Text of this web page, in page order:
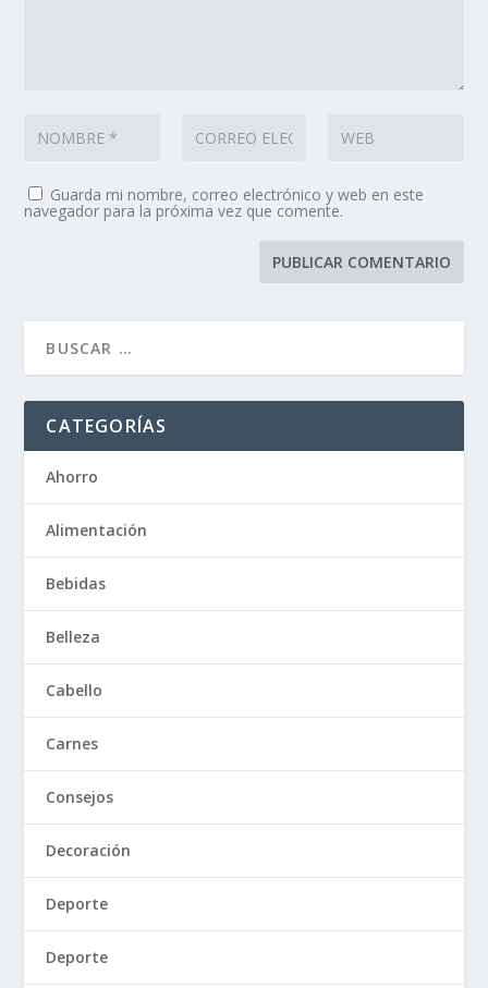
Guarda mi nombre, correo electrónico y web en este
navegador para la próxima vez que comente.
CATEGORÍAS
Ahorro
Alimentación
Bebidas
Belleza
Cabello
Carnes
Consejos
Decoración
Deporte
Deporte